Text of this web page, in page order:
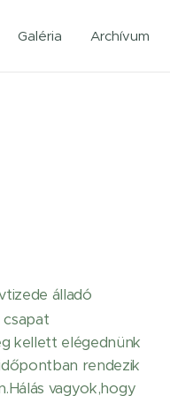
Galéria Archívum
álladó
kellett elégednünk
rendezik
vagyok,hogy